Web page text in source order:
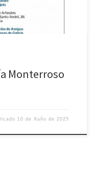
Monterroso
10 de Xuño de 2025